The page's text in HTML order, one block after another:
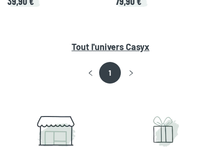
Tout l'universCasyx
1